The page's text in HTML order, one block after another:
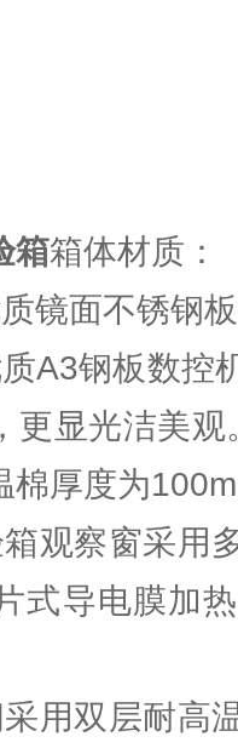
箱箱体材质：
镜面不锈钢
A3钢板数控
更显光洁美
棉厚度为
观察窗采用
式导电膜加
用双层耐高